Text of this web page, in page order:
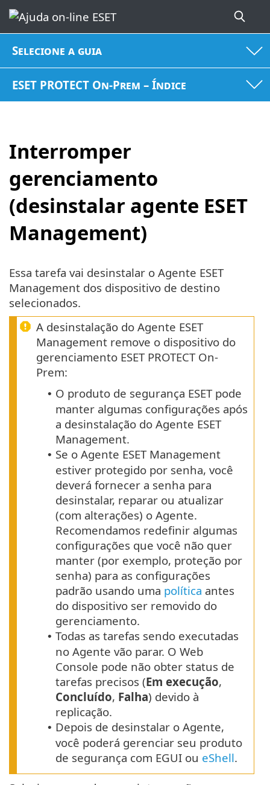
Selecione a guia
ESET PROTECT On-Prem – Índice
Interromper
gerenciamento
(desinstalar agente ESET
Management)
Essa tarefa vai desinstalar o Agente ESET
Management dos dispositivo de destino
selecionados.
A desinstalação do Agente ESET
Management remove o dispositivo do
gerenciamento ESET PROTECT On-
Prem:
• O produto de segurança ESET pode
manter algumas configurações após
a desinstalação do Agente ESET
Management.
• Se o Agente ESET Management
estiver protegido por senha, você
deverá fornecer a senha para
desinstalar, reparar ou atualizar
(com alterações) o Agente.
Recomendamos redefinir algumas
configurações que você não quer
manter (por exemplo, proteção por
senha) para as configurações
padrão usando uma política antes
do dispositivo ser removido do
gerenciamento.
• Todas as tarefas sendo executadas
no Agente vão parar. O Web
Console pode não obter status de
tarefas precisos (Em execução,
Concluído, Falha) devido à
replicação.
• Depois de desinstalar o Agente,
você poderá gerenciar seu produto
de segurança com EGUI ou eShell.